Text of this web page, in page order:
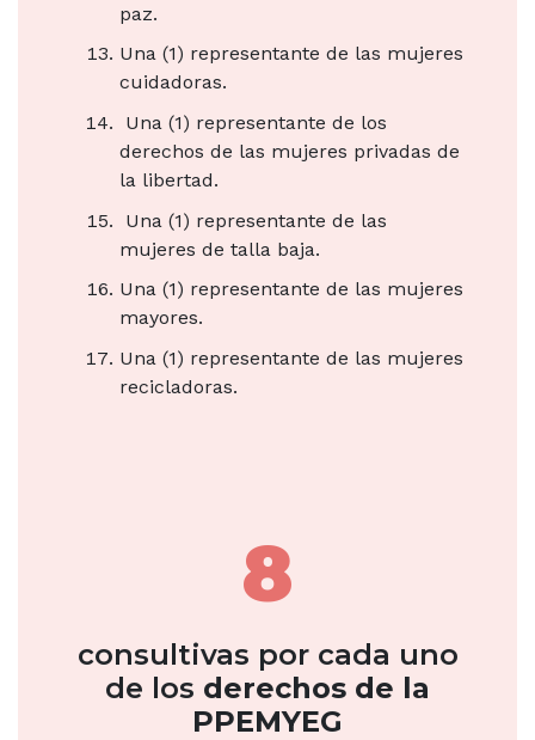
paz.
Una (1) representante de las mujeres
cuidadoras.
Una (1) representante de los
derechos de las mujeres privadas de
la libertad.
Una (1) representante de las
mujeres de talla baja.
Una (1) representante de las mujeres
mayores.
Una (1) representante de las mujeres
recicladoras.
8
consultivas por cada uno
de los derechos de la
PPEMYEG